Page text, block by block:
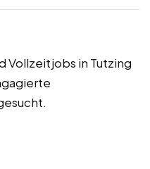
Vollzeitjobs in Tutzing